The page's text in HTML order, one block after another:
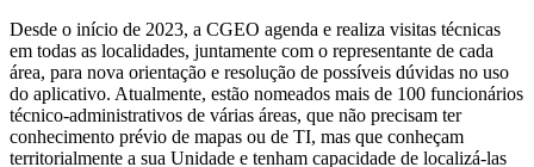
Desde o início de 2023, a CGEO agenda e realiza visitas técnicas
em todas as localidades, juntamente com o representante de cada
área, para nova orientação e resolução de possíveis dúvidas no uso
do aplicativo. Atualmente, estão nomeados mais de 100 funcionários
técnico-administrativos de várias áreas, que não precisam ter
conhecimento prévio de mapas ou de TI, mas que conheçam
territorialmente a sua Unidade e tenham capacidade de localizá-las